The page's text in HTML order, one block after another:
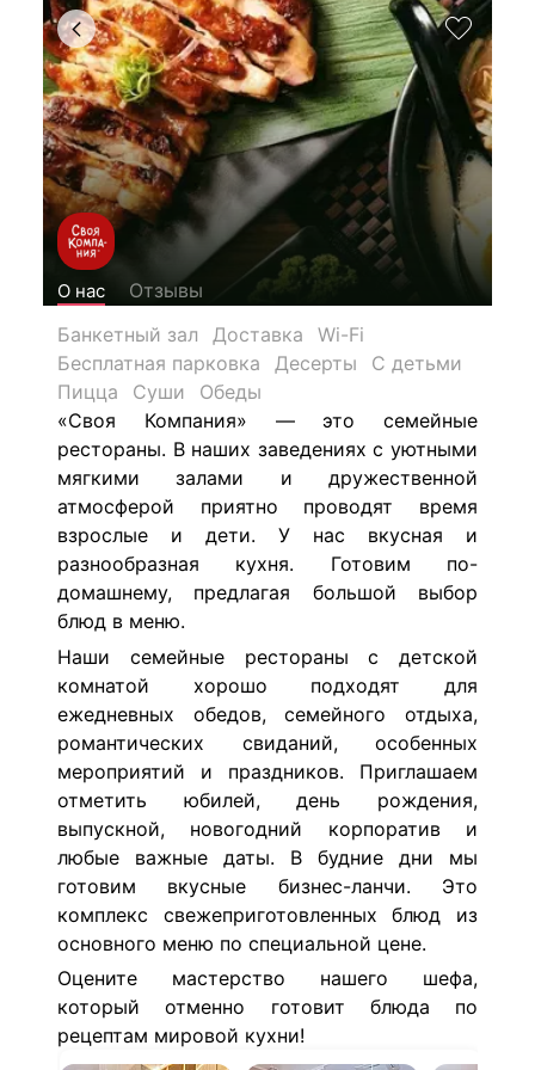
О нас
Отзывы
Банкетный зал
Доставка
Wi-Fi
Бесплатная парковка
Десерты
С детьми
Пицца
Суши
Обеды
«Своя Компания» — это семейные
рестораны. В наших заведениях с уютными
мягкими залами и дружественной
атмосферой приятно проводят время
взрослые и дети. У нас вкусная и
разнообразная кухня. Готовим по-
домашнему, предлагая большой выбор
блюд в меню.
Наши семейные рестораны с детской
комнатой хорошо подходят для
ежедневных обедов, семейного отдыха,
романтических свиданий, особенных
мероприятий и праздников. Приглашаем
отметить юбилей, день рождения,
выпускной, новогодний корпоратив и
любые важные даты. В будние дни мы
готовим вкусные бизнес-ланчи. Это
комплекс свежеприготовленных блюд из
основного меню по специальной цене.
Оцените мастерство нашего шефа,
который отменно готовит блюда по
рецептам мировой кухни!